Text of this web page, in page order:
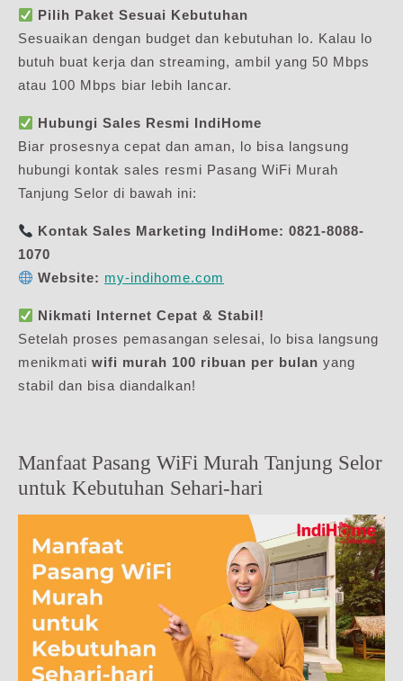
Pilih Paket Sesuai Kebutuhan
Sesuaikan dengan budget dan kebutuhan lo. Kalau lo
butuh buat kerja dan streaming, ambil yang 50 Mbps
atau 100 Mbps biar lebih lancar.
Hubungi Sales Resmi IndiHome
Biar prosesnya cepat dan aman, lo bisa langsung
hubungi kontak sales resmi Pasang WiFi Murah
Tanjung Selor di bawah ini:
Kontak Sales Marketing IndiHome: 0821-8088-
1070
Website: my-indihome.com
Nikmati Internet Cepat & Stabil!
Setelah proses pemasangan selesai, lo bisa langsung
menikmati wifi murah 100 ribuan per bulan yang
stabil dan bisa diandalkan!
Manfaat Pasang WiFi Murah Tanjung Selor
untuk Kebutuhan Sehari-hari